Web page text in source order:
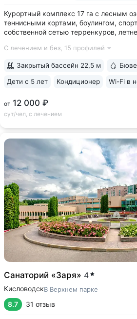
Курортный комплекс 17 га с лесным
теннисными кортами, боулингом,
собственной сетью терренкуров,
домиком, лодочной станцией с
С лечением и без, 15 профилей
от 12 000 ₽
сут/чел, с лечением
Закрытый бассейн 22,5 м
Дети с 5 лет Кондиционер Wi-Fi в
Санаторий «Заря» 4
КисловодскВ Верхнем парке
8.7 31 отзыв